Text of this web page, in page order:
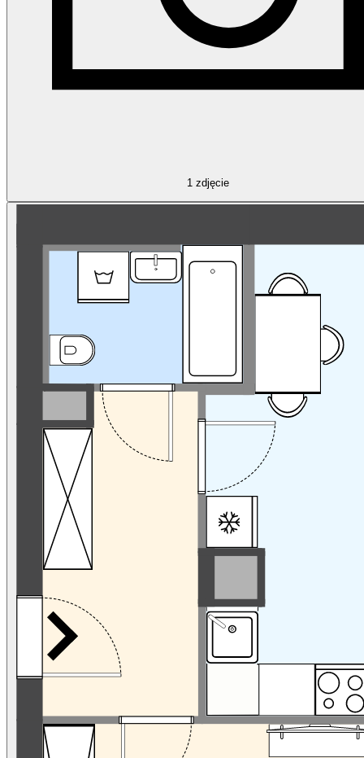
1 zdjęcie